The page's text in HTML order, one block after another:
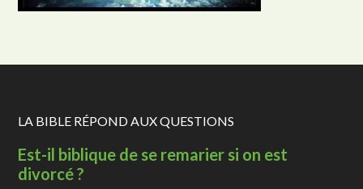
LA BIBLE RÉPOND AUX QUESTIONS
Est-il biblique de se remarier si on est
divorcé ?